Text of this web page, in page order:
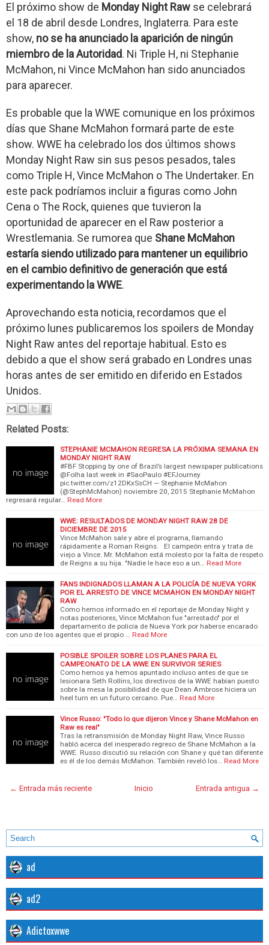
El próximo show de Monday Night Raw se celebrará
el 18 de abril desde Londres, Inglaterra. Para este
show, no se ha anunciado la aparición de ningún
miembro de la Autoridad. Ni Triple H, ni Stephanie
McMahon, ni Vince McMahon han sido anunciados
para aparecer.
Es probable que la WWE comunique en los próximos
días que Shane McMahon formará parte de este
show. WWE ha celebrado los dos últimos shows
Monday Night Raw sin sus pesos pesados, tales
como Triple H, Vince McMahon o The Undertaker. En
este pack podríamos incluir a figuras como John
Cena o The Rock, quienes que tuvieron la
oportunidad de aparecer en el Raw posterior a
Wrestlemania. Se rumorea que Shane McMahon
estaría siendo utilizado para mantener un equilibrio
en el cambio definitivo de generación que está
experimentando la WWE.
Aprovechando esta noticia, recordamos que el
próximo lunes publicaremos los spoilers de Monday
Night Raw antes del reportaje habitual. Esto es
debido a que el show será grabado en Londres unas
horas antes de ser emitido en diferido en Estados
Unidos.
Related Posts:
STEPHANIE MCMAHON REGRESA LA PRÓXIMA SEMANA EN
MONDAY NIGHT RAW
#FBF Stopping by one of Brazil’s largest newspaper publications
@Folha last week in #SaoPaulo #EFJourney
pic.twitter.com/z12DKxSsCH — Stephanie McMahon
(@StephMcMahon) noviembre 20, 2015 Stephanie McMahon
regresará regular…
Read More
WWE: RESULTADOS DE MONDAY NIGHT RAW 28 DE
DICIEMBRE DE 2015
Vince McMahon sale y abre el programa, llamando
rápidamente a Roman Reigns. El campeón entra y trata de
viejo a Vince. Mr. McMahon está molesto por la falta de respeto
de Reigns a su hija. "Nadie le hace eso a un…
Read More
FANS INDIGNADOS LLAMAN A LA POLICÍA DE NUEVA YORK
POR EL ARRESTO DE VINCE MCMAHON EN MONDAY NIGHT
RAW
Como hemos informado en el reportaje de Monday Night y
notas posteriores, Vince McMahon fue "arrestado" por el
departamento de policía de Nueva York por haberse encarado
con uno de los agentes que el propio …
Read More
POSIBLE SPOILER SOBRE LOS PLANES PARA EL
CAMPEONATO DE LA WWE EN SURVIVOR SERIES
Como hemos ya hemos apuntado incluso antes de que se
lesionara Seth Rollins, los directivos de la WWE habían puesto
sobre la mesa la posibilidad de que Dean Ambrose hiciera un
heel turn en un futuro cercano. Pue…
Read More
Vince Russo: "Todo lo que dijeron Vince y Shane McMahon en
Raw es real"
Tras la retransmisión de Monday Night Raw, Vince Russo
habló acerca del inesperado regreso de Shane McMahon a la
WWE. Russo discutió su relación con Shane y qué tan diferente
es él de los demás McMahon. También reveló los…
Read More
← Entrada más reciente Entrada antigua →
Inicio
ad
ad2
Adictoxwwe